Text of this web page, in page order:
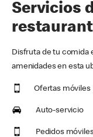
Servicios
Disfruta de tu comida
amenidades en esta
Ofertas móviles
Auto-servicio
Pedidos